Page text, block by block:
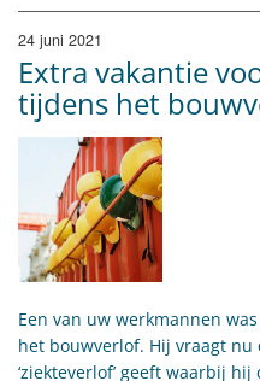
24 juni 2021
Extra vakantie
tijdens het
Een van uw werkmannen
het bouwverlof. Hij vraagt
‘ziekteverlof’ geeft waarbij